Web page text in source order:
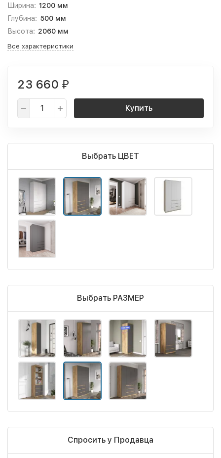
Ширина: 1200 мм
Глубина: 500 мм
Высота: 2060 мм
Все характеристики
23 660 ₽
Купить
Выбрать ЦВЕТ
Выбрать РАЗМЕР
Спросить у Продавца